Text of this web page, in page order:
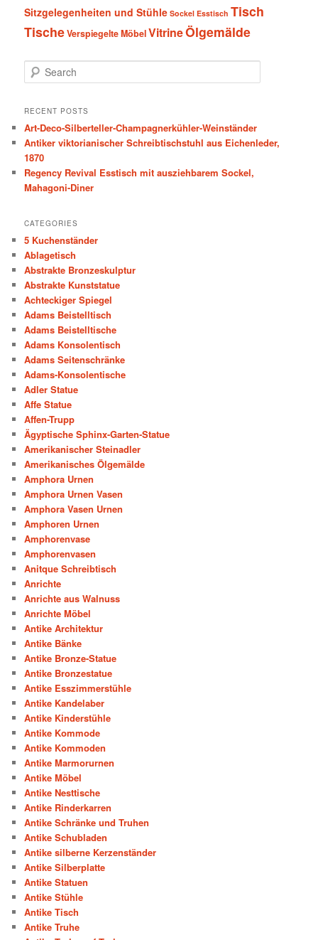
Sitzgelegenheiten und Stühle Sockel Esstisch Tisch
TischeVerspiegelte MöbelVitrineÖlgemälde
e
r
h
RECENT POSTS
Art-Deco-Silberteller-Champagnerkühler-Weinständer
Antiker viktorianischer Schreibtischstuhl aus Eichenleder,
1870
Regency Revival Esstisch mit ausziehbarem Sockel,
Mahagoni-Diner
CATEGORIES
5 Kuchenständer
Ablagetisch
Abstrakte Bronzeskulptur
Abstrakte Kunststatue
Achteckiger Spiegel
Adams Beistelltisch
Adams Beistelltische
Adams Konsolentisch
Adams Seitenschränke
Adams-Konsolentische
Adler Statue
Affe Statue
Affen-Trupp
Ägyptische Sphinx-Garten-Statue
Amerikanischer Steinadler
Amerikanisches Ölgemälde
Amphora Urnen
Amphora Urnen Vasen
Amphora Vasen Urnen
Amphoren Urnen
Amphorenvase
Amphorenvasen
Anitque Schreibtisch
Anrichte
Anrichte aus Walnuss
Anrichte Möbel
Antike Architektur
Antike Bänke
Antike Bronze-Statue
Antike Bronzestatue
Antike Esszimmerstühle
Antike Kandelaber
Antike Kinderstühle
Antike Kommode
Antike Kommoden
Antike Marmorurnen
Antike Möbel
Antike Nesttische
Antike Rinderkarren
Antike Schränke und Truhen
Antike Schubladen
Antike silberne Kerzenständer
Antike Silberplatte
Antike Statuen
Antike Stühle
Antike Tisch
Antike Truhe